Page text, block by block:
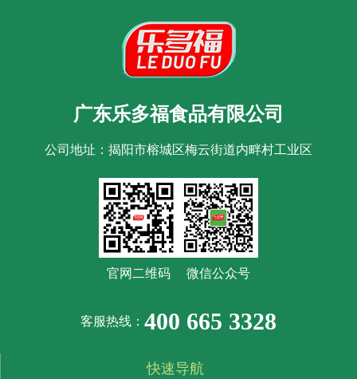
广东乐多福食品有限公司
公司地址：揭阳市榕城区梅云街道内畔村工业区
快速导航
官网二维码 微信公众号
客服热线： 400 665 3328